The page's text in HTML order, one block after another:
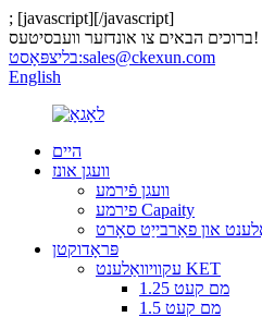
; [javascript][/javascript]
ברוכים הבאים צו אונדזער וועבסיטעס!
בליצפּאָסט:sales@ckexun.com
English
היים
וועגן אונז
וועגן פֿירמע
פירמע Capaity
און פאַרבייַט סאָרט
פּראָדוקטן
עקוויוואַלענט KET
1.25 מם קעט
1.5 מם קעט